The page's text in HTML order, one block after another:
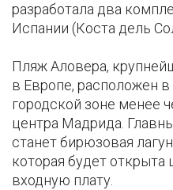
разработала два
Испании (Коста дель
Пляж Аловера,
в Европе, расположен
городской зоне менее
центра Мадрида.
станет бирюзовая
которая будет открыта
входную плату.